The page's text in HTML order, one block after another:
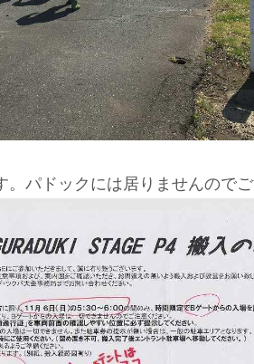
。パドックには居りませんので